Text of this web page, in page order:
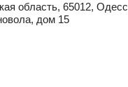
область, 65012,
дом 15